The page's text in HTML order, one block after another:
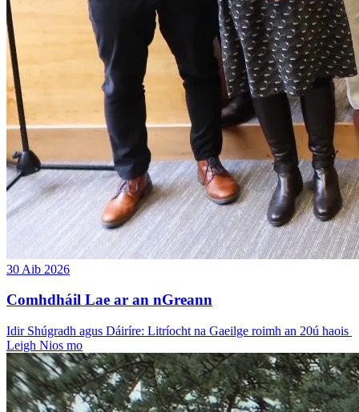
30 Aib 2026
Comhdháil Lae ar an nGreann
Idir Shúgradh agus Dáiríre: Litríocht na Gaeilge roimh an 20ú haois
Leigh Nios mo